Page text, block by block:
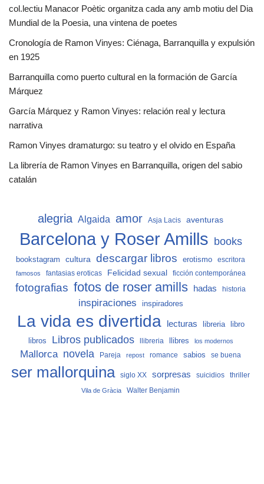
col.lectiu Manacor Poètic organitza cada any amb motiu del Dia
Mundial de la Poesia, una vintena de poetes
Cronología de Ramon Vinyes: Ciénaga, Barranquilla y expulsión
en 1925
Barranquilla como puerto cultural en la formación de García
Márquez
García Márquez y Ramon Vinyes: relación real y lectura
narrativa
Ramon Vinyes dramaturgo: su teatro y el olvido en España
La librería de Ramon Vinyes en Barranquilla, origen del sabio
catalán
alegria Algaida amor Asja Lacis aventuras
Barcelona y Roser Amills books
bookstagram cultura descargar libros erotismo escritora
famosos fantasias eroticas Felicidad sexual ficción contemporánea
fotografias fotos de roser amills hadas historia
inspiraciones inspiradores
La vida es divertida lecturas libreria
libro
libros
Libros publicados llibreria llibres los modernos
Mallorca novela Pareja repost romance sabios se buena
ser mallorquina siglo XX sorpresas suicidios thriller
Vila de Gràcia Walter Benjamin